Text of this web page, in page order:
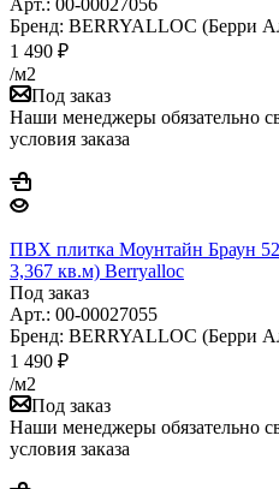
Бренд: BERRYALLOC (Берри
1 490 ₽
/м2
Под заказ
Наши менеджеры обязательно
условия заказа
ПВХ плитка Моунтайн Браун
3,367 кв.м) Berryalloс
Под заказ
Арт.: 00-00027055
Бренд: BERRYALLOC (Берри
1 490 ₽
/м2
Под заказ
Наши менеджеры обязательно
условия заказа